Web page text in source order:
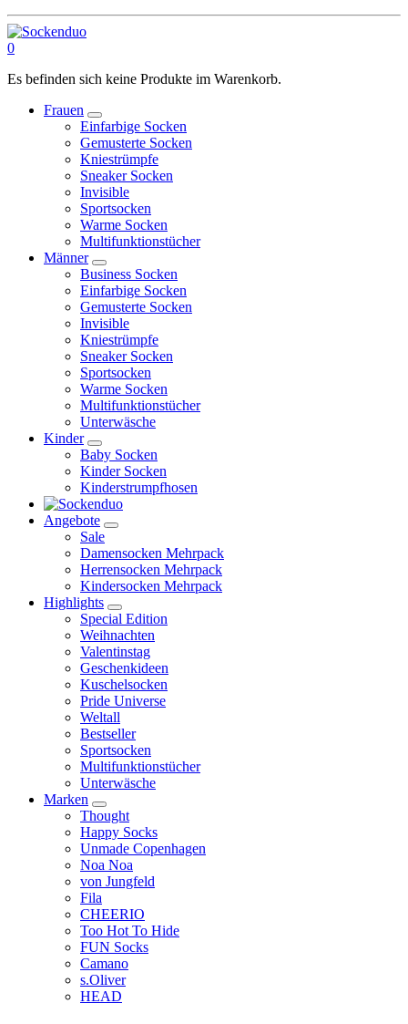
0
Es befinden sich keine Produkte im Warenkorb.
Frauen
Einfarbige Socken
Gemusterte Socken
Kniestrümpfe
Sneaker Socken
Invisible
Sportsocken
Warme Socken
Multifunktionstücher
Männer
Business Socken
Einfarbige Socken
Gemusterte Socken
Invisible
Kniestrümpfe
Sneaker Socken
Sportsocken
Warme Socken
Multifunktionstücher
Unterwäsche
Kinder
Baby Socken
Kinder Socken
Kinderstrumpfhosen
Angebote
Sale
Damensocken Mehrpack
Herrensocken Mehrpack
Kindersocken Mehrpack
Highlights
Special Edition
Weihnachten
Valentinstag
Geschenkideen
Kuschelsocken
Pride Universe
Weltall
Bestseller
Sportsocken
Multifunktionstücher
Unterwäsche
Marken
Thought
Happy Socks
Unmade Copenhagen
Noa Noa
von Jungfeld
Fila
CHEERIO
Too Hot To Hide
FUN Socks
Camano
s.Oliver
HEAD